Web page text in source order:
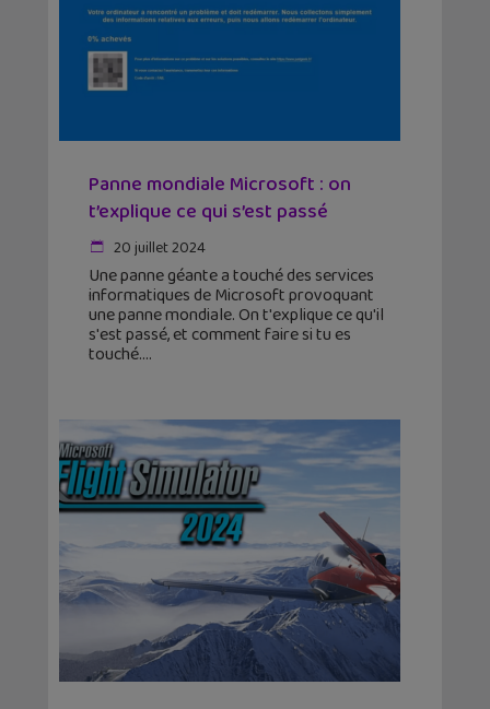
Panne mondiale Microsoft : on
t’explique ce qui s’est passé
20 juillet 2024
Une panne géante a touché des services
informatiques de Microsoft provoquant
une panne mondiale. On t'explique ce qu'il
s'est passé, et comment faire si tu es
touché.